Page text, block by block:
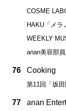
COSME
HAKU「メラ
WEEKLY
anan美容部
76 Cooking
第11回「坂
77 anan